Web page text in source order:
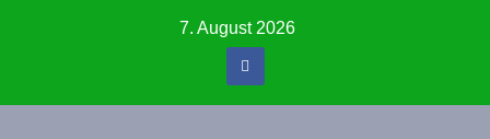
7. August 2026